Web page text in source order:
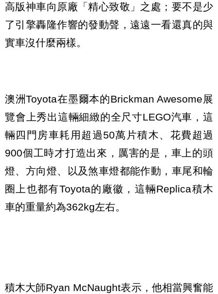
高版神車向原廠「精心致敬」之處；要不是少
了引擎轟隆作響的發動聲，遠遠一看還真的與
實車沒什麼兩樣。
澳洲Toyota在墨爾本的Brickman Awesome展
覽會上秀出這輛細緻的全尺寸LEGO汽車，這
輛四門房車耗用超過50萬片積木、花費超過
900個工時才打造出來，厲害的是，車上的頭
燈、方向燈、以及煞車燈都能作動，車尾和輪
圈上也都有Toyota的廠徽，這輛Replica積木
車的重量約為362kg左右。
積木大師Ryan McNaught表示，他相當興奮能